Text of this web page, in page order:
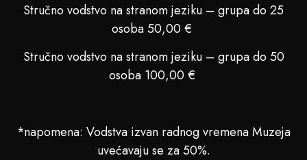
Stručno vodstvo na stranom jeziku – grupa do 25
osoba 50,00 €
Stručno vodstvo na stranom jeziku – grupa do 50
osoba 100,00 €
*napomena: Vodstva izvan radnog vremena Muzeja
uvećavaju se za 50%.